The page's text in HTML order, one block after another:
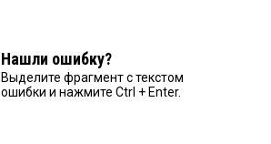
Нашли ошибку?
Выделите фрагмент с текстом
ошибки и нажмите Ctrl + Enter.